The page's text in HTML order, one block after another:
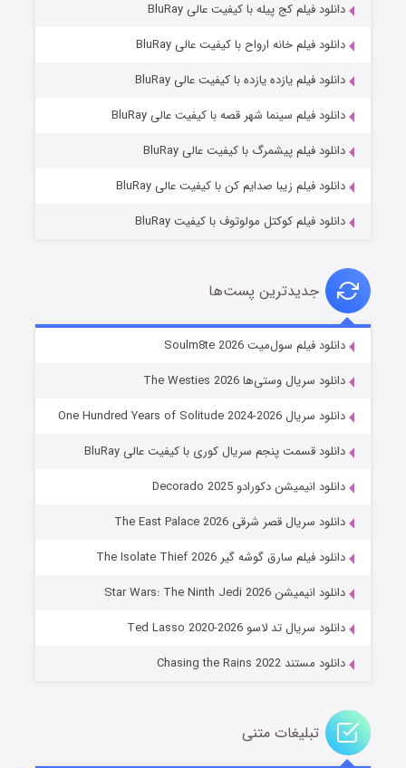
خاندان اژدها فصل ۳
جادوگری در مغولستان
قسمت ۱۴ (زیرنویس) منتشر شد
دانلود فیلم کج‌ پیله با کیفیت عالی BluRay
دانلود فیلم خانه ارواح با کیفیت عالی BluRay
دانلود فیلم یازده یازده با کیفیت عالی BluRay
دانلود فیلم سینما شهر قصه با کیفیت عالی BluRay
دانلود فیلم پیشمرگ با کیفیت عالی BluRay
دانلود فیلم زیبا صدایم کن با کیفیت عالی BluRay
دانلود فیلم کوکتل مولوتوف با کیفیت BluRay
جدیدترین پست‌ها
دانلود فیلم سول‌میت Soulm8te 2026
دانلود سریال وستی‌ها The Westies 2026
دانلود سریال One Hundred Years of Solitude 2024-2026
دانلود قسمت پنجم سریال کوری با کیفیت عالی BluRay
دانلود انیمیشن دکورادو Decorado 2025
دانلود سریال قصر شرقی The East Palace 2026
دانلود فیلم سارق گوشه گیر The Isolate Thief 2026
دانلود انیمیشن Star Wars: The Ninth Jedi 2026
دانلود سریال تد لاسو Ted Lasso 2020-2026
دانلود مستند Chasing the Rains 2022
تبلیغات متنی